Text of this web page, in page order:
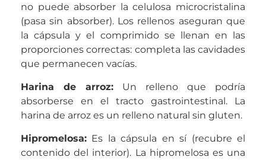
no puede absorber la celulosa microcristalina
(pasa sin absorber). Los rellenos aseguran que
la cápsula y el comprimido se llenan en las
proporciones correctas: completa las cavidades
que permanecen vacías.
Harina de arroz: Un relleno que podría
absorberse en el tracto gastrointestinal. La
harina de arroz es un relleno natural sin gluten.
Hipromelosa: Es la cápsula en sí (recubre el
contenido del interior). La hipromelosa es una